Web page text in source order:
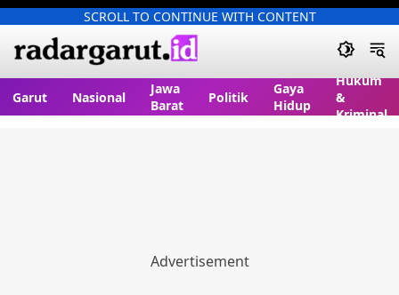
SCROLL TO CONTINUE WITH CONTENT
Garut Nasional
Jawa
Barat
Politik
Gaya
Hidup
Hukum
&
Kriminal